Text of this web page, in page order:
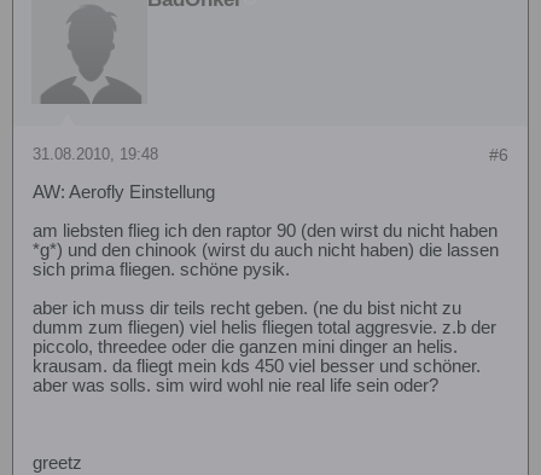
#6
31.08.2010, 19:48
AW: Aerofly Einstellung
am liebsten flieg ich den raptor 90 (den wirst du nicht haben
*g*) und den chinook (wirst du auch nicht haben) die lassen
sich prima fliegen. schöne pysik.
aber ich muss dir teils recht geben. (ne du bist nicht zu
dumm zum fliegen) viel helis fliegen total aggresvie. z.b der
piccolo, threedee oder die ganzen mini dinger an helis.
krausam. da fliegt mein kds 450 viel besser und schöner.
aber was solls. sim wird wohl nie real life sein oder?
greetz